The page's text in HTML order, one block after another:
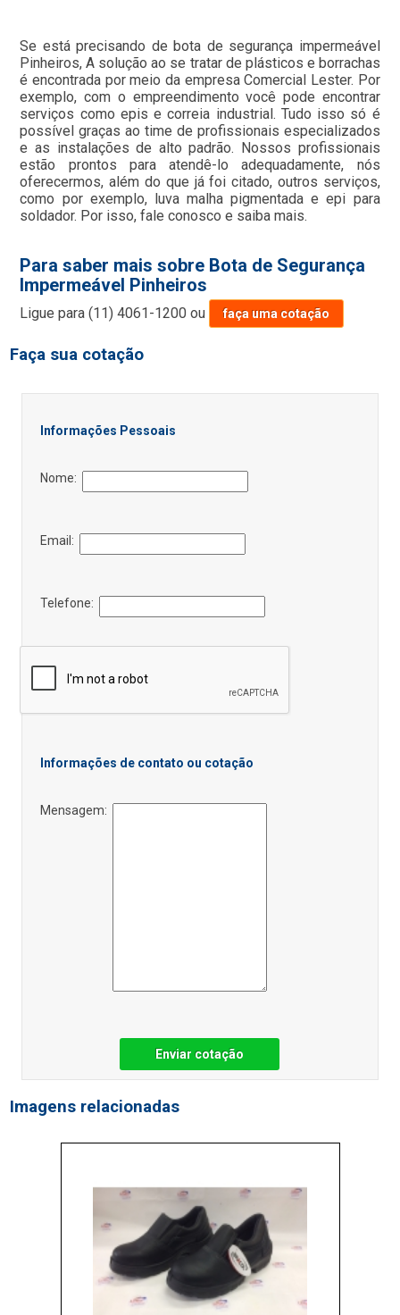
Se está precisando de bota de segurança impermeável
Pinheiros, A solução ao se tratar de plásticos e borrachas
é encontrada por meio da empresa Comercial Lester. Por
exemplo, com o empreendimento você pode encontrar
serviços como epis e correia industrial. Tudo isso só é
possível graças ao time de profissionais especializados
e as instalações de alto padrão. Nossos profissionais
estão prontos para atendê-lo adequadamente, nós
oferecermos, além do que já foi citado, outros serviços,
como por exemplo, luva malha pigmentada e epi para
soldador. Por isso, fale conosco e saiba mais.
Para saber mais sobre Bota de Segurança
Impermeável Pinheiros
Ligue para(11) 4061-1200 ou faça uma cotação
Faça sua cotação
Informações Pessoais
Nome:
Email:
Telefone:
Informações de contato ou cotação
Mensagem:
Enviar cotação
Imagens relacionadas